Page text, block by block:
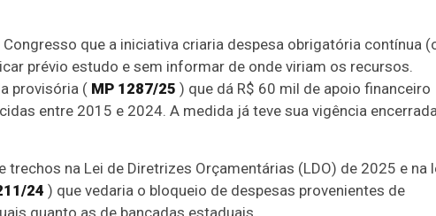
que a iniciativa criaria despesa obrigatória contínua
prévio estudo e sem informar de onde viriam os recursos.
provisória ( MP 1287/25 ) que dá R$ 60 mil de apoio financeiro
entre 2015 e 2024. A medida já teve sua vigência
trechos na Lei de Diretrizes Orçamentárias (LDO) de 2025 e na
24 ) que vedaria o bloqueio de despesas provenientes de